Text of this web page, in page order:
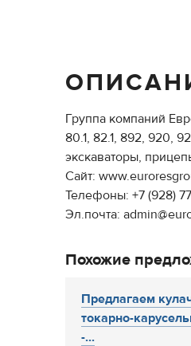
Группа компаний
80.1, 82.1, 892, 920,
экскаваторы,
Сайт:
Телефоны: +7 (928)
Эл.почта:
Похожие
Предлагаем
токарно-
-...